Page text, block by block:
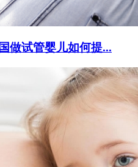
做试管婴儿如何提...